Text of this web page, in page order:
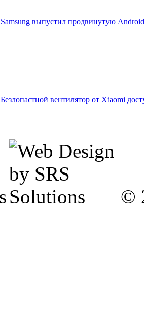
Samsung выпустил продвинутую
Безлопастной вентилятор от Xiaomi
©